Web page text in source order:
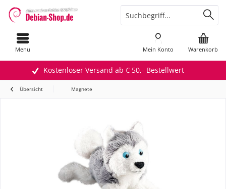
Kostenloser Versand ab € 50,- Bestellwert
Menü Warenkorb
Mein Konto
Übersicht Magnete